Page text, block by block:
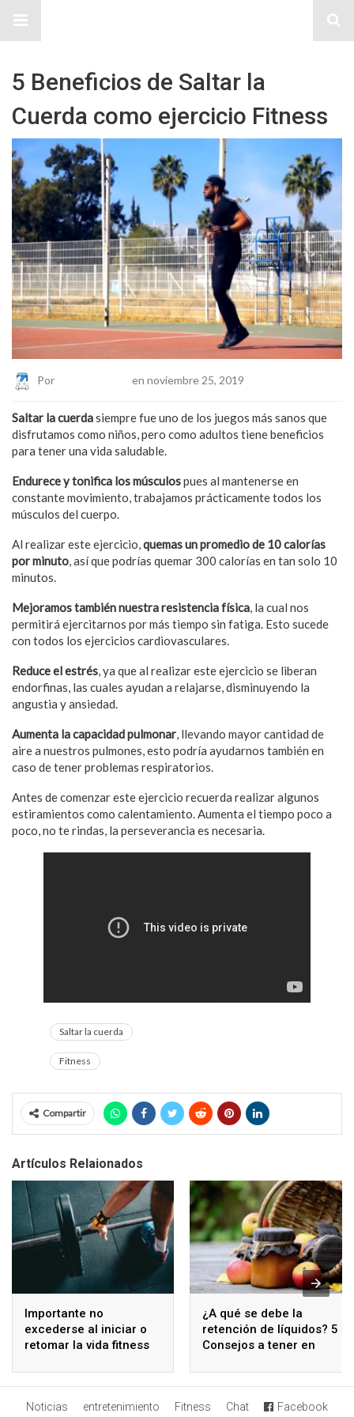
5 Beneficios de Saltar la
Cuerda como ejercicio Fitness
Por en noviembre 25, 2019
Saltar la cuerdasiempre fue uno de los juegos más sanos que
disfrutamos como niños, pero como adultos tiene beneficios
para tener una vida saludable.
Endurece y tonifica los músculospues al mantenerse en
constante movimiento, trabajamos prácticamente todos los
músculos del cuerpo.
Al realizar este ejercicio,quemas un promedio de 10 calorías
por minuto, así que podrías quemar 300 calorías en tan solo 10
minutos.
Mejoramos también nuestra resistencia física, la cual nos
permitirá ejercitarnos por más tiempo sin fatiga. Esto sucede
con todos los ejercicios cardiovasculares.
Reduce el estrés, ya que al realizar este ejercicio se liberan
endorfinas, las cuales ayudan a relajarse, disminuyendo la
angustia y ansiedad.
Aumenta la capacidad pulmonar, llevando mayor cantidad de
aire a nuestros pulmones, esto podría ayudarnos también en
caso de tener problemas respiratorios.
Antes de comenzar este ejercicio recuerda realizar algunos
estiramientos como calentamiento. Aumenta el tiempo poco a
poco, no te rindas, la perseverancia es necesaria.
Saltar la cuerda
Fitness
Compartir
Artículos Relaionados
Importante no
excederse al iniciar o
retomar la vida fitness
¿A qué se debe la
retención de líquidos? 5
Consejos a tener en
este síntoma
Noticias entretenimiento Fitness Chat Facebook